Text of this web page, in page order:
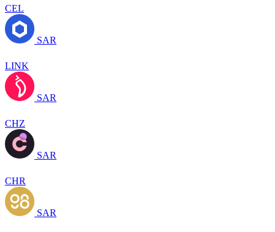
CEL
SAR
LINK
SAR
CHZ
SAR
CHR
SAR